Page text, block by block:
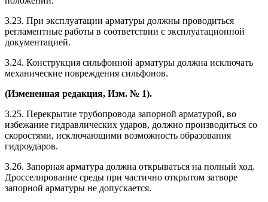
3.23. При эксплуатации арматуры должны проводиться
регламентные работы в соответствии с эксплуатационной
документацией.
3.24. Конструкция сильфонной арматуры должна исключать
механические повреждения сильфонов.
(Измененная редакция, Изм. № 1).
3.25. Перекрытие трубопровода запорной арматурой, во
избежание гидравлических ударов, должно производиться со
скоростями, исключающими возможность образования
гидроударов.
3.26. Запорная арматура должна открываться на полный ход.
Дросселирование среды при частично открытом затворе
запорной арматуры не допускается.